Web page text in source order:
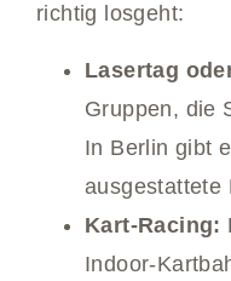
richtig losgeht:
Lasertag
Gruppen, die
In Berlin gibt
ausgestattete
Kart-Racing:
Indoor-